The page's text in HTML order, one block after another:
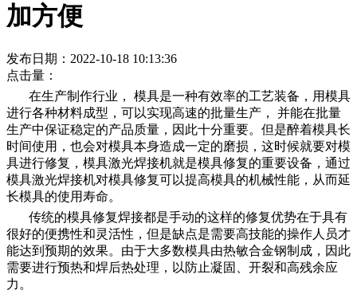
加方便
发布日期：2022-10-18 10:13:36
点击量：
在生产制作行业， 模具是一种有效率的工艺装备，用模具
进行各种材料成型，可以实现高速的批量生产， 并能在批量
生产中保证稳定的产品质量，因此十分重要。但是醉着模具长
时间使用，也会对模具本身造成一定的磨损，这时候就要对模
具进行修复，模具激光焊接机就是模具修复的重要设备，通过
模具激光焊接机对模具修复可以提高模具的机械性能，从而延
长模具的使用寿命。
传统的模具修复焊接都是手动的这样的修复优势在于具有
很好的便携性和灵活性，但是缺点是需要高技能的操作人员才
能达到预期的效果。由于大多数模具由热敏合金钢制成，因此
需要进行预热和焊后热处理，以防止凝固、开裂和高残余应
力。